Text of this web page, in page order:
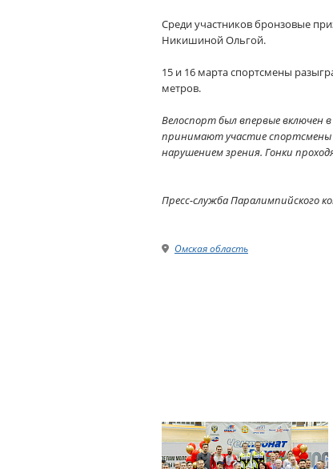
Среди участников бронзовые
Никишиной Ольгой.
15 и 16 марта спортсмены
метров.
Велоспорт был впервые включен
принимают участие спортсмены
нарушением зрения. Гонки
Пресс-служба Паралимпийского
Омская область